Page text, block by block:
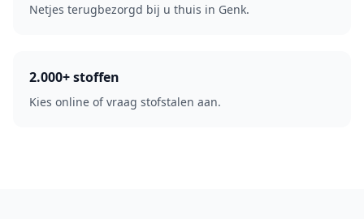
Netjes terugbezorgd bij u thuis in Genk.
2.000+ stoffen
Kies online of vraag stofstalen aan.